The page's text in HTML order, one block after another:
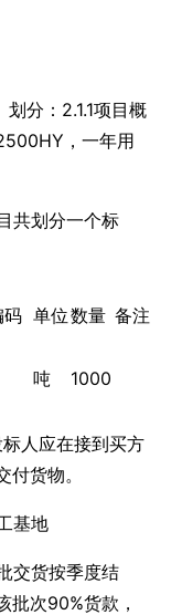
分：2.1.1项目概
，一年用
共划分一个标
码 单位数量 备注
吨 1000
人应在接到买方
货物。
基地
交货按季度结
批次90%货款，